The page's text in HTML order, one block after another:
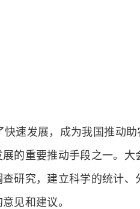
速发展，成为我国推动助
的重要推动手段之一。大
研究，建立科学的统计、
见和建议。